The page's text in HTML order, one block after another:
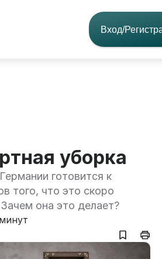
Вход/
уборка
готовится к
того, что это скоро
она это делает?